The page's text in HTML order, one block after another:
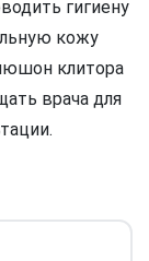
гигиену
кожу
клитора
врача для